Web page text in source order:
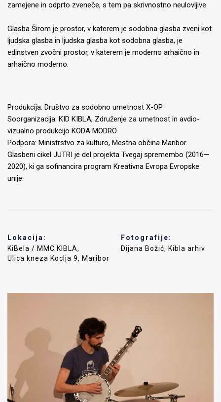
zamejene in odprto zveneče, s tem pa skrivnostno neulovljive.
Glasba Širom je prostor, v katerem je sodobna glasba zveni kot
ljudska glasba in ljudska glasba kot sodobna glasba, je
edinstven zvočni prostor, v katerem je moderno arhaično in
arhaično moderno.
Produkcija: Društvo za sodobno umetnost X-OP
Soorganizacija: KID KIBLA, Združenje za umetnost in avdio-
vizualno produkcijo KODA MODRO
Podpora: Ministrstvo za kulturo, Mestna občina Maribor.
Glasbeni cikel JUTRI je del projekta Tvegaj spremembo (2016—
2020), ki ga sofinancira program Kreativna Evropa Evropske
unije.
Lokacija:
KiBela / MMC KIBLA,
Ulica kneza Koclja 9, Maribor
Fotografije:
Dijana Božić, Kibla arhiv